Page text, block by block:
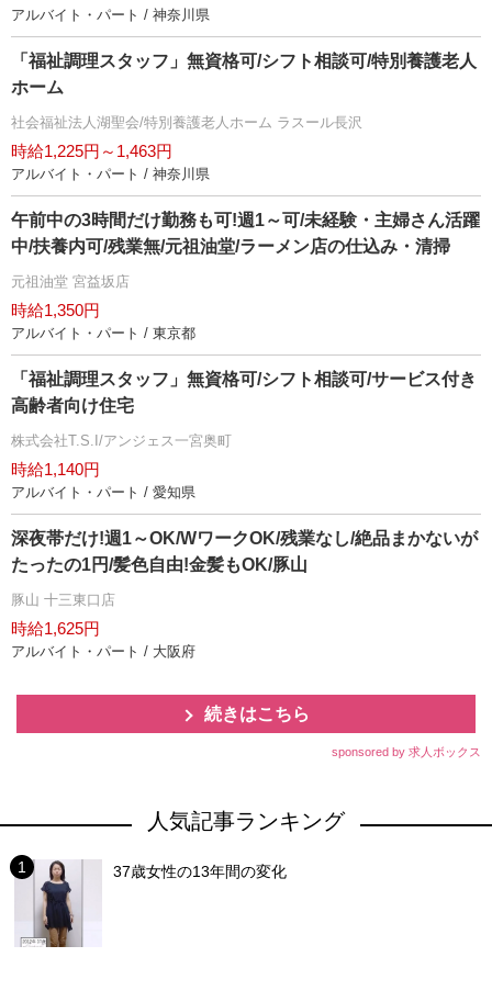
アルバイト・パート / 神奈川県
「福祉調理スタッフ」無資格可/シフト相談可/特別養護老人
ホーム
社会福祉法人湖聖会/特別養護老人ホーム ラスール長沢
時給1,225円～1,463円
アルバイト・パート / 神奈川県
午前中の3時間だけ勤務も可!週1～可/未経験・主婦さん活躍
中/扶養内可/残業無/元祖油堂/ラーメン店の仕込み・清掃
元祖油堂 宮益坂店
時給1,350円
アルバイト・パート / 東京都
「福祉調理スタッフ」無資格可/シフト相談可/サービス付き
高齢者向け住宅
株式会社T.S.I/アンジェス一宮奥町
時給1,140円
アルバイト・パート / 愛知県
深夜帯だけ!週1～OK/WワークOK/残業なし/絶品まかないが
たったの1円/髪色自由!金髪もOK/豚山
豚山 十三東口店
時給1,625円
アルバイト・パート / 大阪府
続きはこちら
sponsored by 求人ボックス
人気記事ランキング
37歳女性の13年間の変化